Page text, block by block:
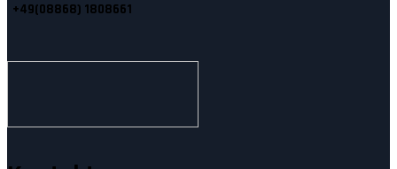
+49(08868) 1808661